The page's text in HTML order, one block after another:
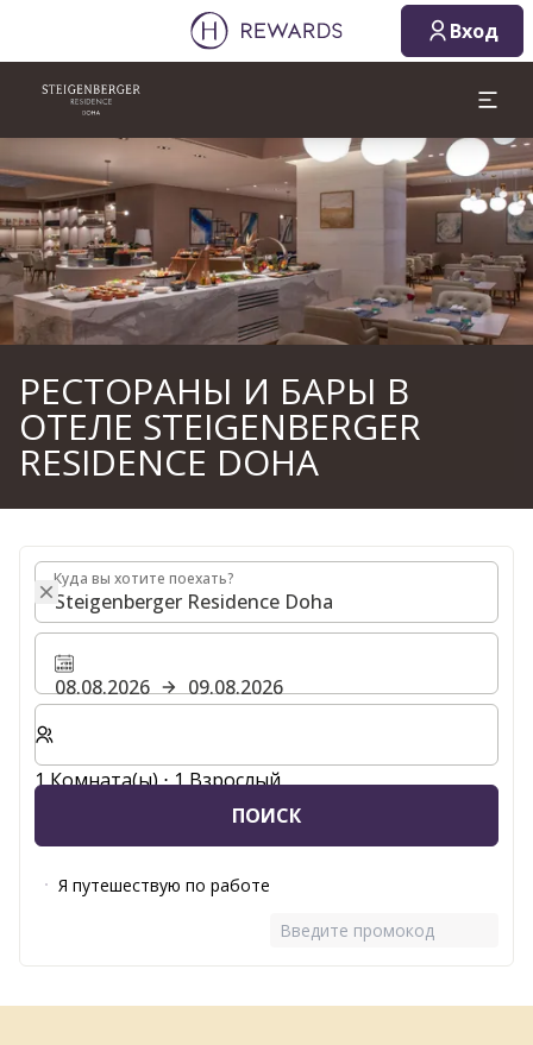
Вход
Слайд 1 из 1
РЕСТОРАНЫ И БАРЫ В
ОТЕЛЕ STEIGENBERGER
RESIDENCE DOHA
09.08.2026
1 Комната(ы) ⋅ 1 Взрослый
Куда вы хотите поехать?
Куда вы хотите поехать?
08.08.2026
09.08.2026
Выберите количество комнат и гостей для вашего
1 Комната(ы) ⋅ 1 Взрослый
ПОИСК
Я путешествую по работе
Введите промокод